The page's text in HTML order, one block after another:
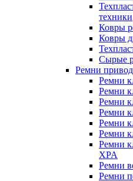
техники
Ковры
Ковры
Сырые
Ремни
Ремни
Ремни
Ремни
Ремни
Ремни
Ремни
Ремни
XPA
Ремни
Ремни